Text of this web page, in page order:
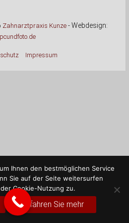
Zahnarztpraxis Kunze- Webdesign:
pcundfoto.de
Impressum
Ihnen den bestmöglichen Service
Sie auf der Seite weitersurfen
Cookie-Nutzung zu.
Erfahren Sie mehr